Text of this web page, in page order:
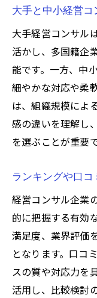
コンサル
ける秘訣
経営コン
ト
経営コン
択術
大手と中小経営
大手経営コンサル
活かし、多国籍企
能です。一方、中
細やかな対応や柔
は、組織規模によ
感の違いを理解し
を選ぶことが重要で
ランキングや口
経営コンサル企業
的に把握する有効
満足度、業界評価
となります。口コ
スの質や対応力を
活用し、比較検討